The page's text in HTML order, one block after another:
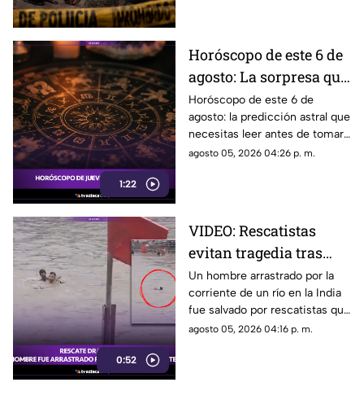
1:22
Horóscopo de este 6 de
agosto: La sorpresa que
espera a tu signo
Horóscopo de este 6 de
agosto: la predicción astral que
necesitas leer antes de tomar
decisiones en el amor o el
agosto 05, 2026 04:26 p. m.
0:52
VIDEO: Rescatistas
evitan tragedia tras
crecida de río en la
India
Un hombre arrastrado por la
corriente de un río en la India
fue salvado por rescatistas que
actuaron en segundos.
agosto 05, 2026 04:16 p. m.